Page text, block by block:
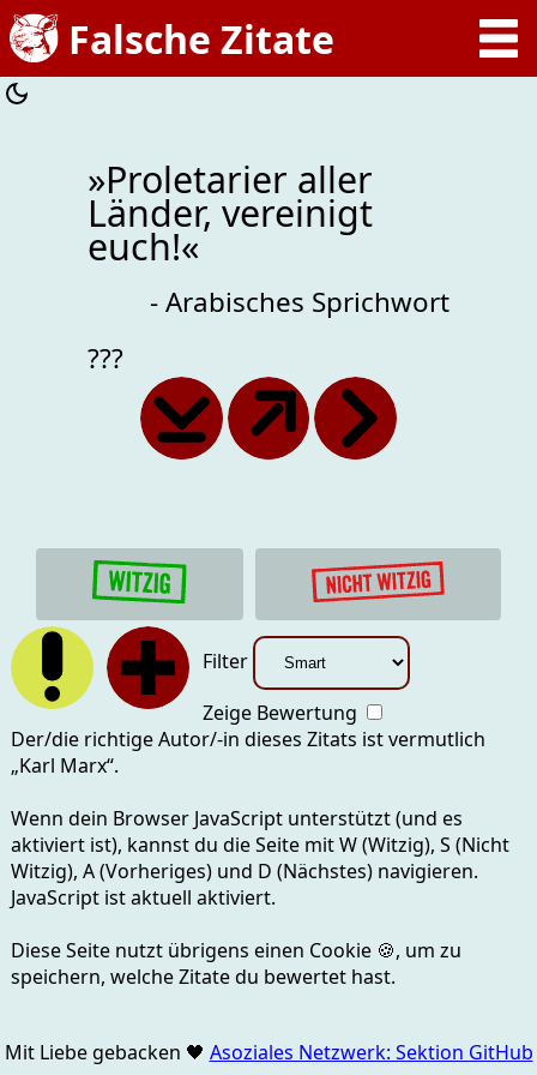
»Proletarier aller
Länder, vereinigt
euch!«
- Arabisches Sprichwort
???
Filter
Zeige Bewertung
Der/die richtige Autor/-in dieses Zitats ist vermutlich
„Karl Marx“.
Wenn dein Browser JavaScript unterstützt (und es
aktiviert ist), kannst du die Seite mitW (Witzig), S (Nicht
Witzig), A (Vorheriges) und D (Nächstes)navigieren.
JavaScript ist aktuell aktiviert.
Diese Seite nutzt übrigens einen Cookie 🍪, um zu
speichern, welche Zitate du bewertet hast.
Mit Liebe gebacken 🖤 Asoziales Netzwerk: Sektion GitHub